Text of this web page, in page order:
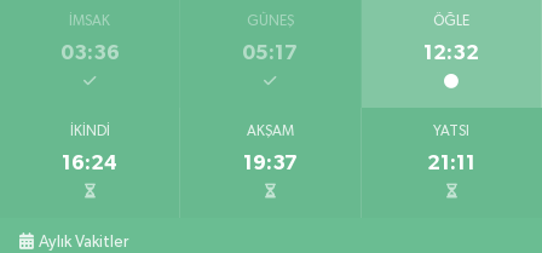
İMSAK
03:36
GÜNEŞ
05:17
ÖĞLE
12:32
İKINDI
16:24
AKŞAM
19:37
YATSI
21:11
Aylık Vakitler